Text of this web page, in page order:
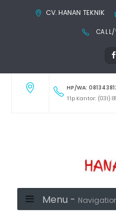
CV. HANAN TEKNIK
HP/WA:
Tlp Kantor: (031)
Menu -